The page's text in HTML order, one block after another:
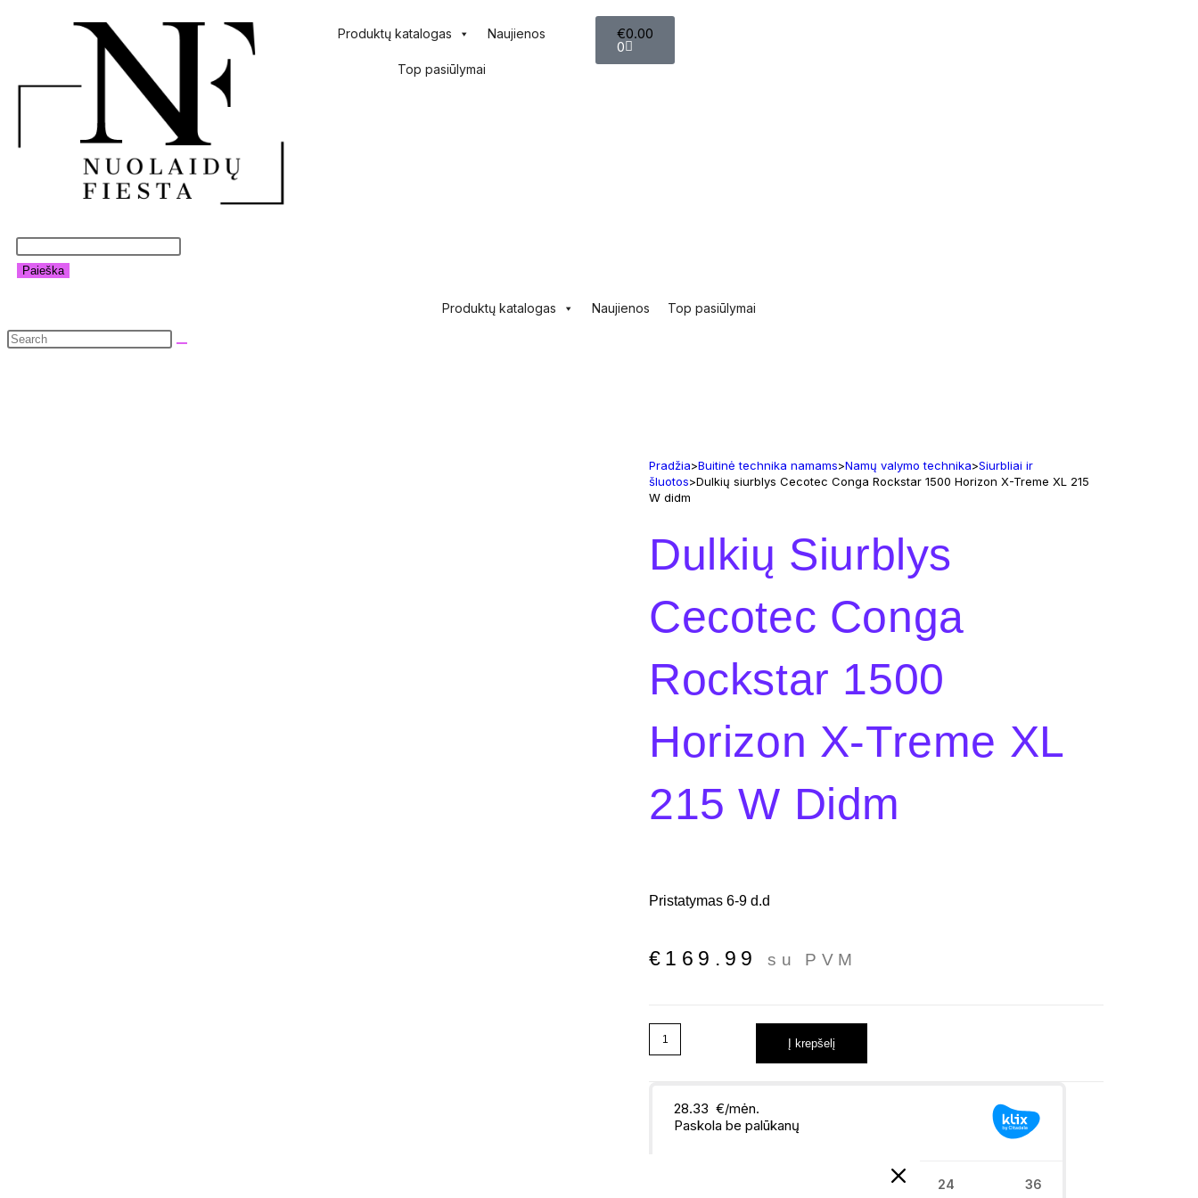
Produktų katalogas Naujienos
Top pasiūlymai
€0.00
0
Paieška
Produktų katalogas Naujienos Top pasiūlymai
Pradžia>Buitinė technika namams>Namų valymo technika>Siurbliai ir
šluotos>Dulkių siurblys Cecotec Conga Rockstar 1500 Horizon X-Treme XL 215
W didm
Dulkių Siurblys
Cecotec Conga
Rockstar 1500
Horizon X-Treme XL
215 W Didm
Pristatymas 6-9 d.d
€ 169.99 su PVM
Į krepšelį